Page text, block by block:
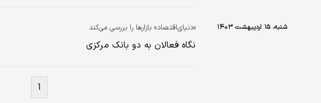
شنبه، ۱۵ اردیبهشت ۱۴۰۳ «دنیای‌اقتصاد» بازارها را بررسی می‌کند
نگاه فعالان به دو بانک مرکزی
۱